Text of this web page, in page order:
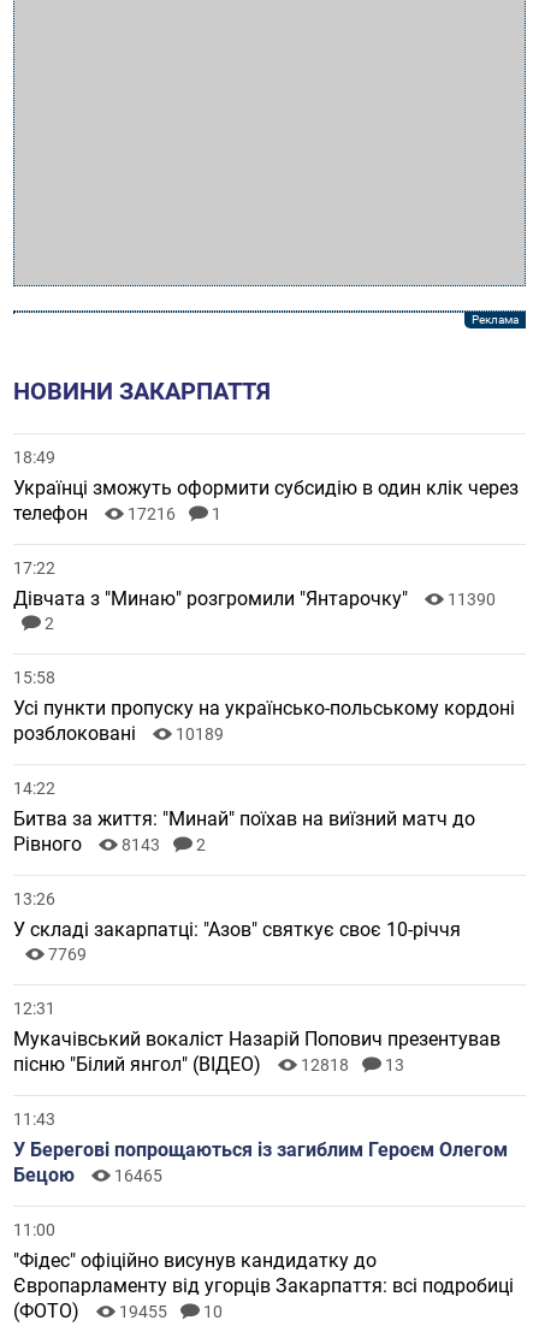
НОВИНИ ЗАКАРПАТТЯ
18:49
Українці зможуть оформити субсидію в один клік через
телефон
17216 1
17:22
Дівчата з "Минаю" розгромили "Янтарочку"
11390
2
15:58
Усі пункти пропуску на українсько-польському кордоні
розблоковані
10189
14:22
Битва за життя: "Минай" поїхав на виїзний матч до
Рівного
8143 2
13:26
У складі закарпатці: "Азов" святкує своє 10-річчя
7769
12:31
Мукачівський вокаліст Назарій Попович презентував
пісню "Білий янгол" (ВІДЕО)
12818 13
11:43
У Берегові попрощаються із загиблим Героєм Олегом
Бецою
16465
11:00
"Фідес" офіційно висунув кандидатку до
Європарламенту від угорців Закарпаття: всі подробиці
(ФОТО)
19455 10